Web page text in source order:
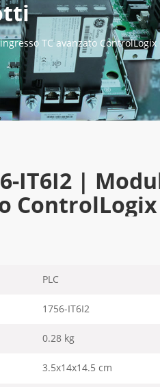
TC avanzato ControlLogix
IT6I2 |
ControlLogix
PLC
1756-IT6I2
0.28 kg
3.5x14x14.5 cm